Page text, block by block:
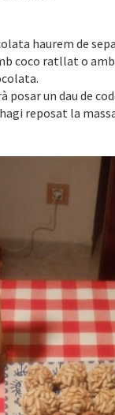
haurem de
coco ratllat o
posar un dau de
reposat la